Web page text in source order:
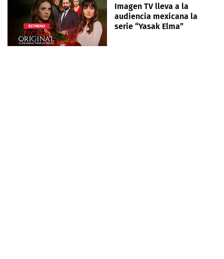
Imagen TV lleva a la
audiencia mexicana la
serie “Yasak Elma”